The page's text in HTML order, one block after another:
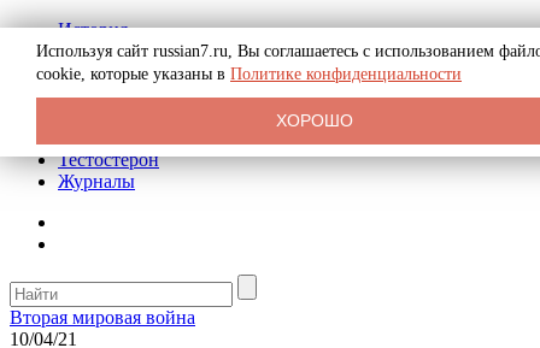
История
Биография
Криминал
Реклама на сайте
Тестостерон
Журналы
Вторая мировая война
10/04/21
Используя сайт russian7.ru, Вы соглашаетесь с использованием
cookie, которые указаны в Политике конфиденциальности
ХОРОШО